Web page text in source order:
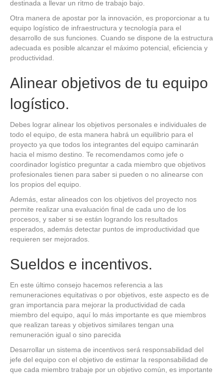
destinada a llevar un ritmo de trabajo bajo.
Otra manera de apostar por la innovación, es proporcionar a tu
equipo logístico de infraestructura y tecnología para el
desarrollo de sus funciones. Cuando se dispone de la estructura
adecuada es posible alcanzar el máximo potencial, eficiencia y
productividad.
Alinear objetivos de tu equipo
logístico.
Debes lograr alinear los objetivos personales e individuales de
todo el equipo, de esta manera habrá un equilibrio para el
proyecto ya que todos los integrantes del equipo caminarán
hacia el mismo destino. Te recomendamos como jefe o
coordinador logístico preguntar a cada miembro que objetivos
profesionales tienen para saber si pueden o no alinearse con
los propios del equipo.
Además, estar alineados con los objetivos del proyecto nos
permite realizar una evaluación final de cada uno de los
procesos, y saber si se están logrando los resultados
esperados, además detectar puntos de improductividad que
requieren ser mejorados.
Sueldos e incentivos.
En este último consejo hacemos referencia a las
remuneraciones equitativas o por objetivos, este aspecto es de
gran importancia para mejorar la productividad de cada
miembro del equipo, aquí lo más importante es que miembros
que realizan tareas y objetivos similares tengan una
remuneración igual o sino parecida
Desarrollar un sistema de incentivos será responsabilidad del
jefe del equipo con el objetivo de estimar la responsabilidad de
que cada miembro trabaje por un objetivo común, es importante